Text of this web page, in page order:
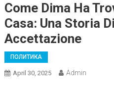
Come Dima Ha
Casa: Una Storia
Accettazione
ПОЛИТИКА
April 30, 2025 Admin